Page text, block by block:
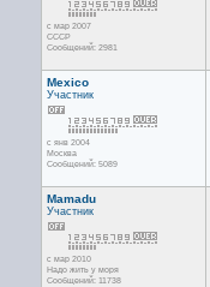
с мар 2007
CCCP
Сообщений: 2981
Mexico
Участник
с янв 2004
Москва
Сообщений: 5089
Mamadu
Участник
с мар 2010
Надо жить у моря
Сообщений: 11738